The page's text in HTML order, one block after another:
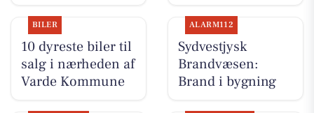
BILER
10 dyreste biler til
salg i nærheden af
Varde Kommune
ALARM112
Sydvestjysk
Brandvæsen:
Brand i bygning